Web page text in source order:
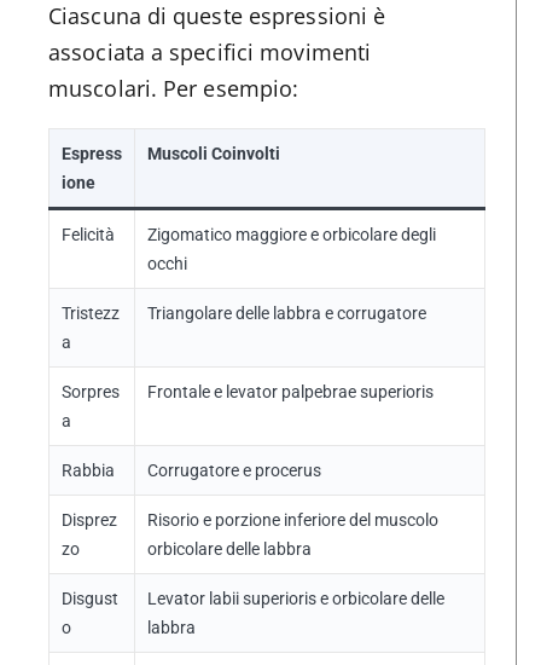
Ciascuna di queste espressioni è
associata a specifici movimenti
muscolari. Per esempio:
Espress
ione
Muscoli Coinvolti
Felicità
Zigomatico maggiore e orbicolare degli
occhi
Tristezz
a
Triangolare delle labbra e corrugatore
Sorpres
a
Frontale e levator palpebrae superioris
Rabbia Corrugatore e procerus
Disprez
zo
Risorio e porzione inferiore del muscolo
orbicolare delle labbra
Disgust
o
Levator labii superioris e orbicolare delle
labbra